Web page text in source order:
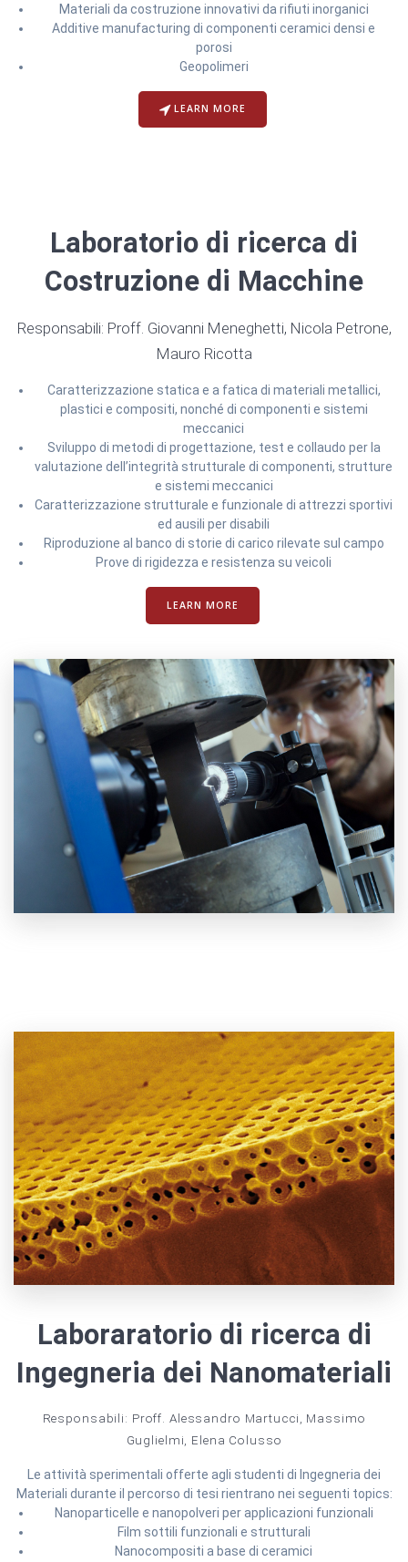
Materiali da costruzione innovativi da rifiuti inorganici
Additive manufacturing di componenti ceramici densi e
porosi
Geopolimeri
LEARN MORE
Laboratorio di ricerca di
Costruzione di Macchine
Responsabili: Proff. Giovanni Meneghetti, Nicola Petrone,
Mauro Ricotta
Caratterizzazione statica e a fatica di materiali metallici,
plastici e compositi, nonché di componenti e sistemi
meccanici
Sviluppo di metodi di progettazione, test e collaudo per la
valutazione dell’integrità strutturale di componenti, strutture
e sistemi meccanici
Caratterizzazione strutturale e funzionale di attrezzi sportivi
ed ausili per disabili
Riproduzione al banco di storie di carico rilevate sul campo
Prove di rigidezza e resistenza su veicoli
LEARN MORE
Laboraratorio di ricerca di
Ingegneria dei Nanomateriali
Responsabili: Proff. Alessandro Martucci, Massimo
Guglielmi, Elena Colusso
Le attività sperimentali offerte agli studenti di Ingegneria dei
Materiali durante il percorso di tesi rientrano nei seguenti topics:
Nanoparticelle e nanopolveri per applicazioni funzionali
Film sottili funzionali e strutturali
Nanocompositi a base di ceramici